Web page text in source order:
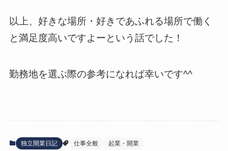
以上、好きな場所・好きであふれる場所で働く
と満足度高いですよーという話でした！
勤務地を選ぶ際の参考になれば幸いです^^
独立開業日記 仕事全般 起業・開業